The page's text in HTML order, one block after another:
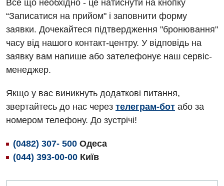
Все що необхідно - це натиснути на кнопку
“Записатися на прийом" і заповнити форму
заявки. Дочекайтеся підтвердження "бронювання"
часу від нашого контакт-центру. У відповідь на
заявку вам напише або зателефонує наш сервіс-
менеджер.
Якщо у вас виникнуть додаткові питання,
звертайтесь до нас через телеграм-бот або за
номером телефону. До зустрічі!
(0482) 307- 500 Одеса
(044) 393-00-00 Київ